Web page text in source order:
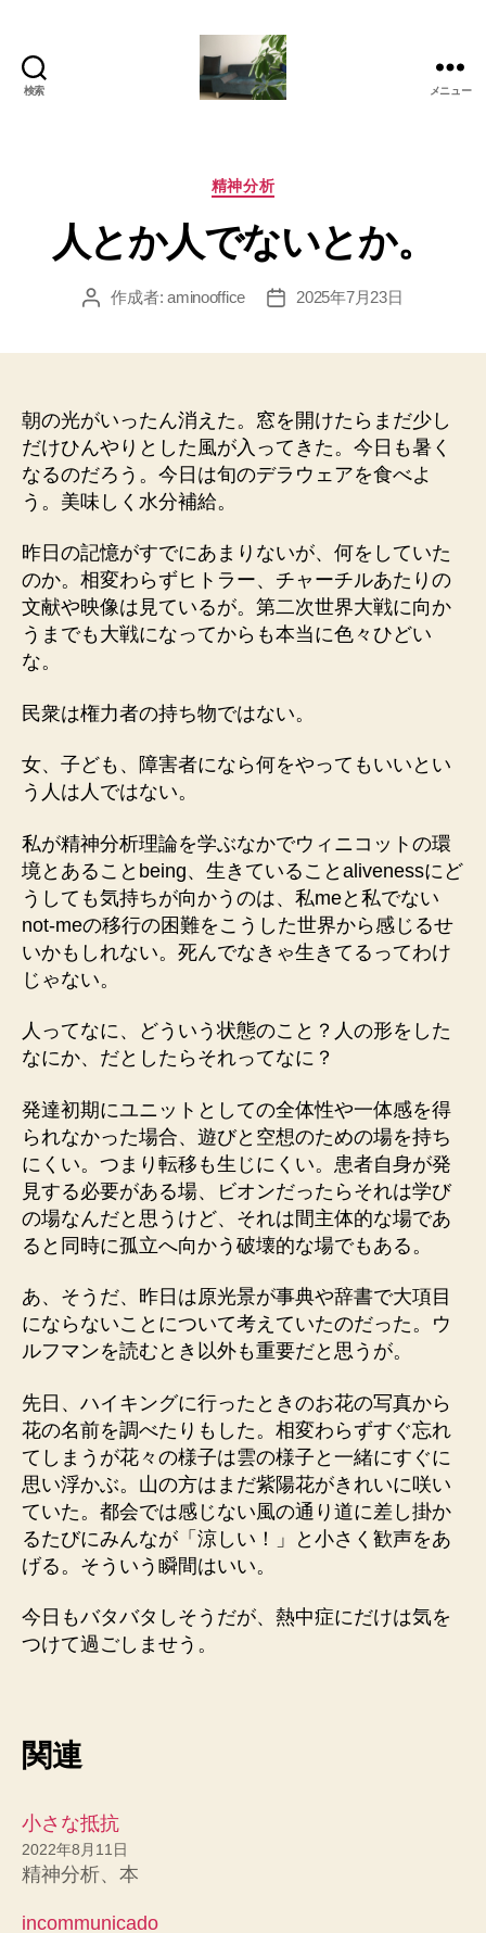
検索
美
か
も
あ
の
グ
メニュー
カ
ゴ
リ
精神分析
人とか人でないとか。
投
作成者:aminooffice
投
2025年7月23日
朝の光がいったん消えた。窓を開けたらまだ少し
だけひんやりとした風が入ってきた。今日も暑く
なるのだろう。今日は旬のデラウェアを食べよ
う。美味しく水分補給。
昨日の記憶がすでにあまりないが、何をしていた
のか。相変わらずヒトラー、チャーチルあたりの
文献や映像は見ているが。第二次世界大戦に向か
うまでも大戦になってからも本当に色々ひどい
な。
民衆は権力者の持ち物ではない。
女、子ども、障害者になら何をやってもいいとい
う人は人ではない。
私が精神分析理論を学ぶなかでウィニコットの環
境とあることbeing、生きていることalivenessにど
うしても気持ちが向かうのは、私meと私でない
not-meの移行の困難をこうした世界から感じるせ
いかもしれない。死んでなきゃ生きてるってわけ
じゃない。
人ってなに、どういう状態のこと？人の形をした
なにか、だとしたらそれってなに？
発達初期にユニットとしての全体性や一体感を得
られなかった場合、遊びと空想のための場を持ち
にくい。つまり転移も生じにくい。患者自身が発
見する必要がある場、ビオンだったらそれは学び
の場なんだと思うけど、それは間主体的な場であ
ると同時に孤立へ向かう破壊的な場でもある。
あ、そうだ、昨日は原光景が事典や辞書で大項目
にならないことについて考えていたのだった。ウ
ルフマンを読むとき以外も重要だと思うが。
先日、ハイキングに行ったときのお花の写真から
花の名前を調べたりもした。相変わらずすぐ忘れ
てしまうが花々の様子は雲の様子と一緒にすぐに
思い浮かぶ。山の方はまだ紫陽花がきれいに咲い
ていた。都会では感じない風の通り道に差し掛か
るたびにみんなが「涼しい！」と小さく歓声をあ
げる。そういう瞬間はいい。
今日もバタバタしそうだが、熱中症にだけは気を
つけて過ごしませう。
関連
小さな抵抗
2022年8月11日
精神分析、本
incommunicado